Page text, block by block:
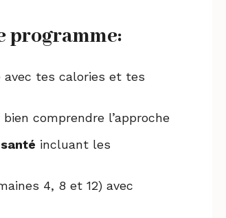
programme:
avec tes calories et tes
comprendre l’approche
incluant les
4, 8 et 12) avec